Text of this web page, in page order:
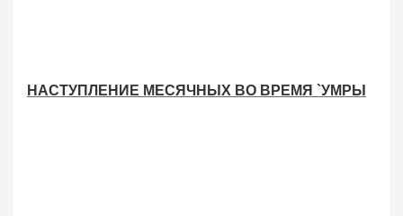
НАСТУПЛЕНИЕ МЕСЯЧНЫХ ВО ВРЕМЯ `УМРЫ